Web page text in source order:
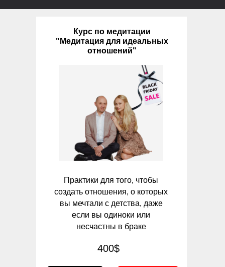
Курс по медитации
"Медитация для идеальных
отношений"
Практики для того, чтобы
создать отношения, о которых
вы мечтали с детства, даже
если вы одиноки или
несчастны в браке
400$